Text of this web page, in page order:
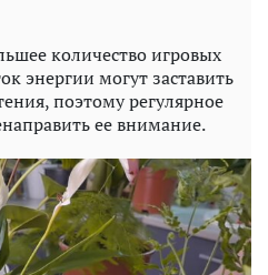
количество игровых
энергии могут заставить
поэтому регулярное
ее внимание.